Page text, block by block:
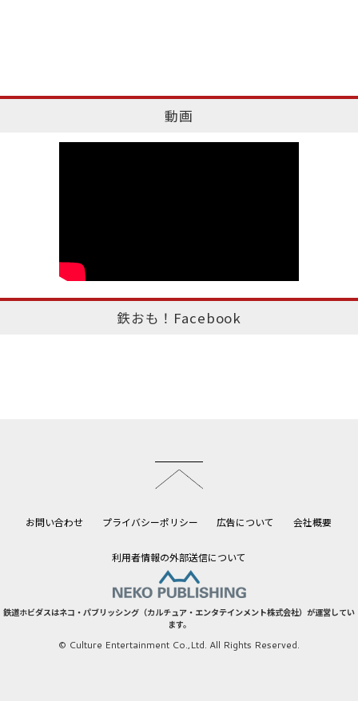
動画
鉄おも！Facebook
お問い合わせ プライバシーポリシー 広告について 会社概要
利用者情報の外部送信について
鉄道ホビダスはネコ・パブリッシング（カルチュア・エンタテインメント株式会社）が運営してい
ます。
© Culture Entertainment Co.,Ltd. All Rights Reserved.